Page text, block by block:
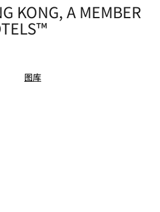
KONG, A MEMBER
图库